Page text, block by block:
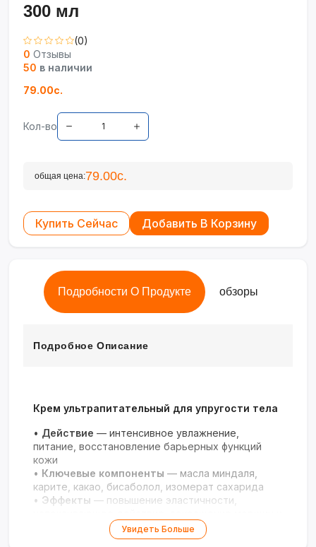
300 мл
(0)
0 Отзывы
50 в наличии
79.00с.
Кол-во
общая цена:79.00с.
Купить Сейчас Добавить В Корзину
Подробности О Продукте обзоры
Подробное Описание
Крем ультрапитательный для упругости тела
• Действие — интенсивное увлажнение,
питание, восстановление барьерных функций
кожи
• Ключевые компоненты — масла миндаля,
карите, какао, бисаболол, изомерат сахарида
• Эффекты — повышение эластичности,
— лёгкая, быстро впитывающаяся,
Увидеть Больше